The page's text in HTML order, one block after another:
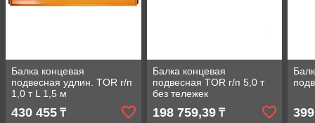
Балка концевая
подвесная удлин. TOR г/п
1,0 т L 1,5 м
430 455 ₸
Балка концевая
подвесная TOR г/п 5,0 т
без тележек
198 759,39₸